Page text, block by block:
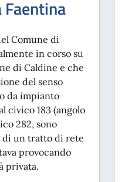
Comune di
in corso su
di Caldine e che
del senso
da impianto
civico 183 (angolo
282, sono
di un tratto di rete
provocando
privata.